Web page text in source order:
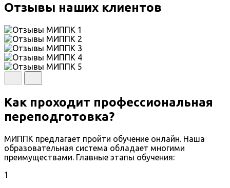
Отзывы наших клиентов
Как проходит профессиональная
переподготовка?
МИППК предлагает пройти обучение онлайн. Наша
образовательная система обладает многими
преимуществами. Главные этапы обучения:
1